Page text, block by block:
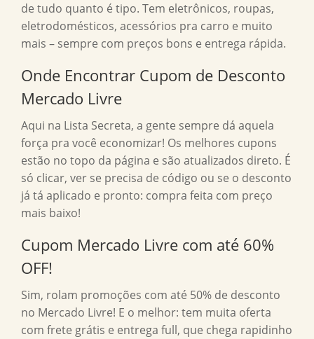
de tudo quanto é tipo. Tem eletrônicos, roupas,
eletrodomésticos, acessórios pra carro e muito
mais – sempre com preços bons e entrega rápida.
Onde Encontrar Cupom de Desconto
Mercado Livre
Aqui na Lista Secreta, a gente sempre dá aquela
força pra você economizar! Os melhores cupons
estão no topo da página e são atualizados direto. É
só clicar, ver se precisa de código ou se o desconto
já tá aplicado e pronto: compra feita com preço
mais baixo!
Cupom Mercado Livre com até 60%
OFF!
Sim, rolam promoções com até 50% de desconto
no Mercado Livre! E o melhor: tem muita oferta
com frete grátis e entrega full, que chega rapidinho